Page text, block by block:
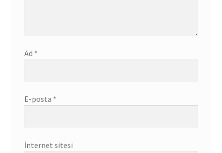
Ad *
E-posta *
İnternet sitesi